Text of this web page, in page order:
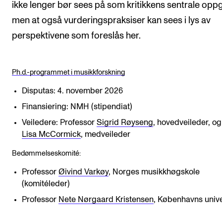
ikke lenger bør sees på som kritikkens sentrale
men at også vurderingspraksiser kan sees i lys av
perspektivene som foreslås her.
Ph.d.-programmet i musikkforskning
Disputas: 4. november 2026
Finansiering: NMH (stipendiat)
Veiledere: Professor Sigrid Røyseng, hovedveileder,
Lisa McCormick, medveileder
Bedømmelseskomité:
Professor Øivind Varkøy, Norges musikkhøgskole
(komitéleder)
Professor Nete Nørgaard Kristensen, Københavns